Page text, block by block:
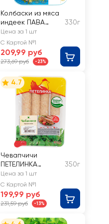
Колбаски из мяса
индеек ПАВА
ПАВА мини,
рубленые
формованные в
оболочке
330г
Цена за 1 шт
С Картой №1
209,99 руб
273,69 руб -23%
4.7
Чевапчичи
ПЕТЕЛИНКА
Оригинальные
350г
Цена за 1 шт
С Картой №1
199,99 руб
231,59 руб -13%